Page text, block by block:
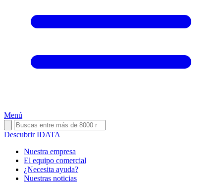
Menú
Descubrir IDATA
Nuestra empresa
El equipo comercial
¿Necesita ayuda?
Nuestras noticias